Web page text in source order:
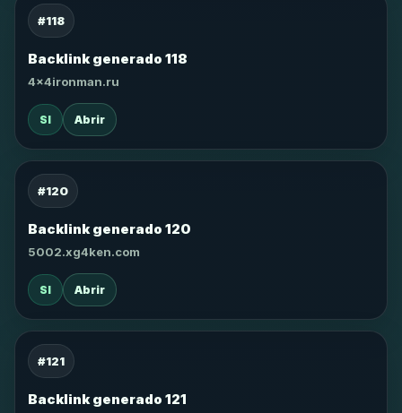
#118
Backlink generado 118
4x4ironman.ru
SI Abrir
#120
Backlink generado 120
5002.xg4ken.com
SI Abrir
#121
Backlink generado 121